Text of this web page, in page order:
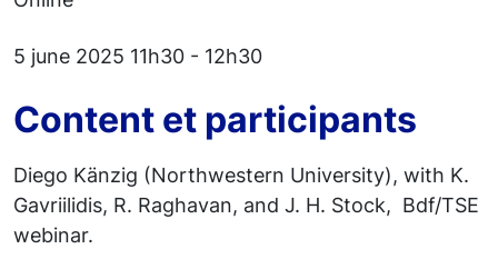
5 june 2025 11h30 - 12h30
Content et participants
Diego Känzig (Northwestern University), with K.
Gavriilidis, R. Raghavan, and J. H. Stock, Bdf/TSE
webinar.